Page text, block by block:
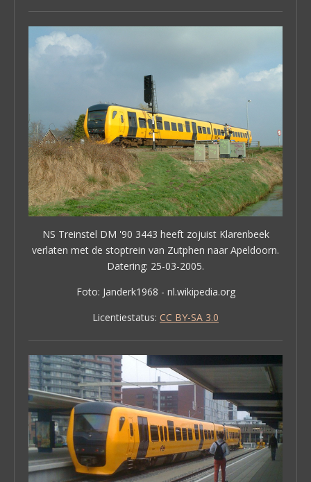
NS Treinstel DM '90 3443 heeft zojuist Klarenbeek
verlaten met de stoptrein van Zutphen naar Apeldoorn.
Datering: 25-03-2005.
Foto: Janderk1968 - nl.wikipedia.org
Licentiestatus: CC BY-SA 3.0